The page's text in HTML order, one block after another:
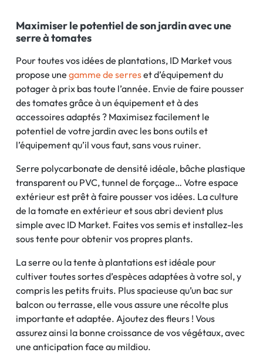
Maximiser le potentiel de son jardin avec une
serre à tomates
Pour toutes vos idées de plantations, ID Market vous
propose une gamme de serreset d’équipement du
potager à prix bas toute l’année. Envie de faire pousser
des tomates grâce à un équipement et à des
accessoires adaptés ? Maximisez facilement le
potentiel de votre jardin avec les bons outils et
l’équipement qu’il vous faut, sans vous ruiner.
Serre polycarbonate de densité idéale, bâche plastique
transparent ou PVC, tunnel de forçage… Votre espace
extérieur est prêt à faire pousser vos idées. La culture
de la tomate en extérieur et sous abri devient plus
simple avec ID Market. Faites vos semis et installez-les
sous tente pour obtenir vos propres plants.
La serre ou la tente à plantations est idéale pour
cultiver toutes sortes d’espèces adaptées à votre sol, y
compris les petits fruits. Plus spacieuse qu’un bac sur
balcon ou terrasse, elle vous assure une récolte plus
importante et adaptée. Ajoutez des fleurs ! Vous
assurez ainsi la bonne croissance de vos végétaux, avec
une anticipation face au mildiou.